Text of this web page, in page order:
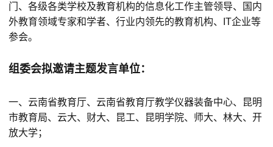
门、各级各类学校及教育机构的信息化工作主管领导、国内
外教育领域专家和学者、行业内领先的教育机构、IT企业等
参会。
组委会拟邀请主题发言单位：
一、云南省教育厅、云南省教育厅教学仪器装备中心、昆明
市教育局、云大、财大、昆工、昆明学院、师大、林大、开
放大学；